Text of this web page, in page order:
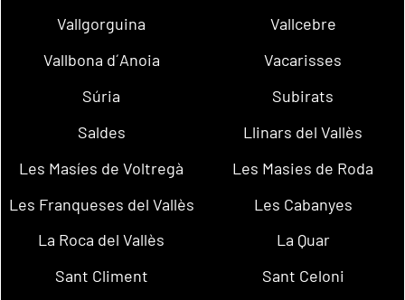
Vallgorguina
Vallcebre
Vallbona d´Anoia
Vacarisses
Súria
Subirats
Saldes
Llinars del Vallès
Les Masíes de Voltregà
Les Masies de Roda
Les Franqueses del Vallès
Les Cabanyes
La Roca del Vallès
La Quar
Sant Climent
Sant Celoni